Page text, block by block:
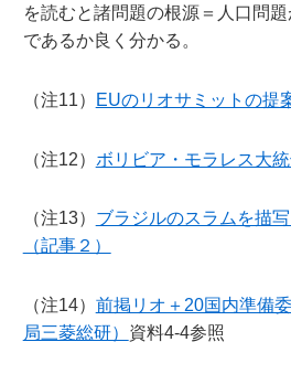
を読むと諸問題の根源＝人口問
であるか良く分かる。
（注11） EUのリオサミットの提
（注12） ボリビア・モラレス大
（注13） ブラジルのスラムを描
（記事２）
（注14） 前掲リオ＋20国内準備
局三菱総研） 資料4-4参照